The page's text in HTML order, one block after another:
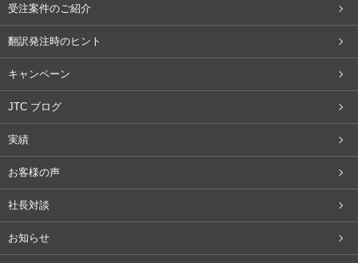
受注案件のご紹介
翻訳発注時のヒント
キャンペーン
JTC ブログ
実績
お客様の声
社長対談
お知らせ